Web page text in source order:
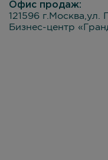
Офис продаж:
121596 г.Москва,ул.
Бизнес-центр